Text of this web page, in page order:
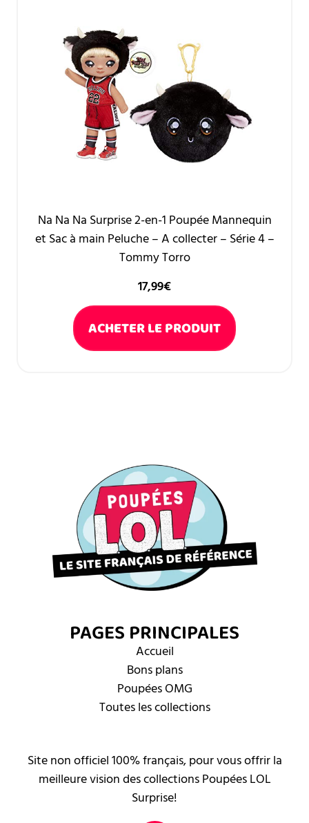
Na Na Na Surprise 2-en-1 Poupée Mannequin
et Sac à main Peluche – A collecter – Série 4 –
Tommy Torro
17,99€
ACHETER LE PRODUIT
PAGES PRINCIPALES
Accueil
Bons plans
Poupées OMG
Toutes les collections
Site non officiel 100% français, pour vous offrir la
meilleure vision des collections Poupées LOL
Surprise!